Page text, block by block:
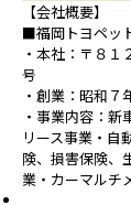
【会社概要】
■福岡トヨペッ
・本社：〒８
号
・創業：昭和７
・事業内容：
リース事業・自
険、損害保険、
業・カーマルチ